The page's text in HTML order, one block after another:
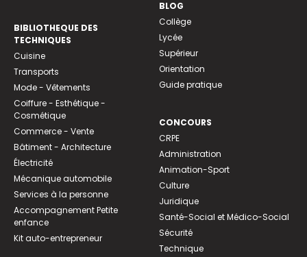
BIBLIOTHEQUE DES
TECHNIQUES
Cuisine
Transports
Mode - Vêtements
Coiffure - Esthétique -
Cosmétique
Commerce - Vente
Bâtiment - Architecture
Électricité
Mécanique automobile
Services à la personne
Accompagnement Petite
enfance
Kit auto-entrepreneur
BLOG
Collège
Lycée
Supérieur
Orientation
Guide pratique
CONCOURS
CRPE
Administration
Animation-Sport
Culture
Juridique
Santé-Social et Médico-Social
Sécurité
Technique